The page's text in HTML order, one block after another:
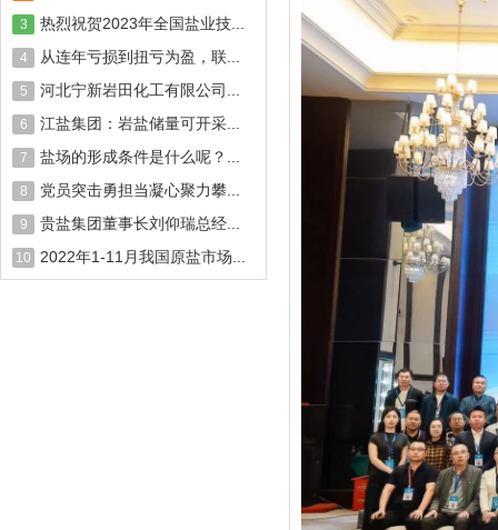
3 热烈祝贺2023年全国盐业技...
4 从连年亏损到扭亏为盈，联...
5 河北宁新岩田化工有限公司...
6 江盐集团：岩盐储量可开采...
7 盐场的形成条件是什么呢？...
8 党员突击勇担当凝心聚力攀...
9 贵盐集团董事长刘仰瑞总经...
10 2022年1-11月我国原盐市场...